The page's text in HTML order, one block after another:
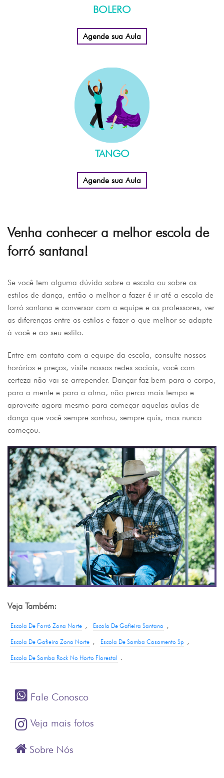
BOLERO
Agende sua Aula
TANGO
Agende sua Aula
Venha conhecer a melhor escola de
forró santana!
Se você tem alguma dúvida sobre a escola ou sobre os
estilos de dança, então o melhor a fazer é ir até a escola de
forró santana e conversar com a equipe e os professores, ver
as diferenças entre os estilos e fazer o que melhor se adapte
à você e ao seu estilo.
Entre em contato com a equipe da escola, consulte nossos
horários e preços, visite nossas redes sociais, você com
certeza não vai se arrepender. Dançar faz bem para o corpo,
para a mente e para a alma, não perca mais tempo e
aproveite agora mesmo para começar aquelas aulas de
dança que você sempre sonhou, sempre quis, mas nunca
começou.
Veja Também:
Escola De Forró Zona Norte , Escola De Gafieira Santana ,
Escola De Gafieira Zona Norte , Escola De Samba Casamento Sp ,
Escola De Samba Rock No Horto Florestal .
Fale Conosco
Veja mais fotos
Sobre Nós